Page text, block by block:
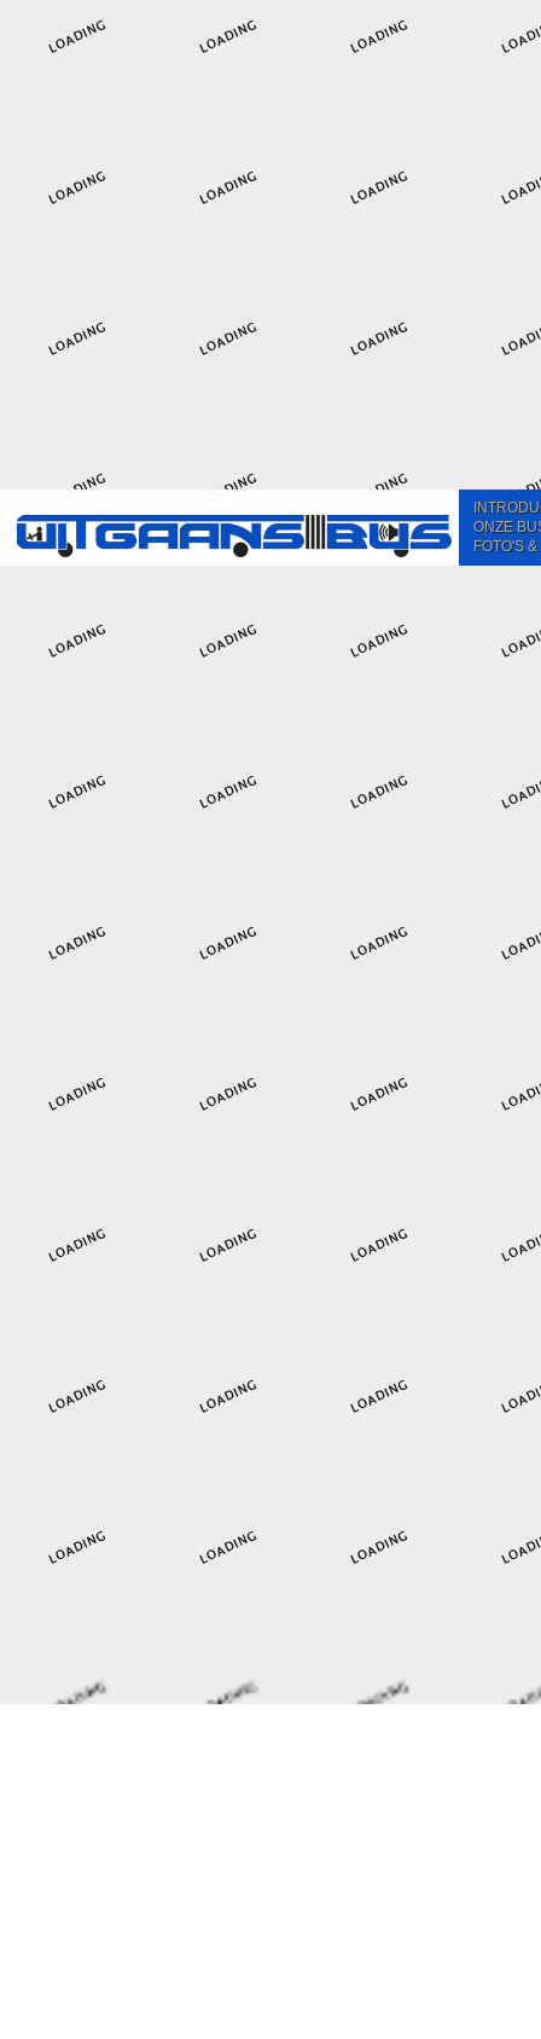
ONZE
FOTO'S